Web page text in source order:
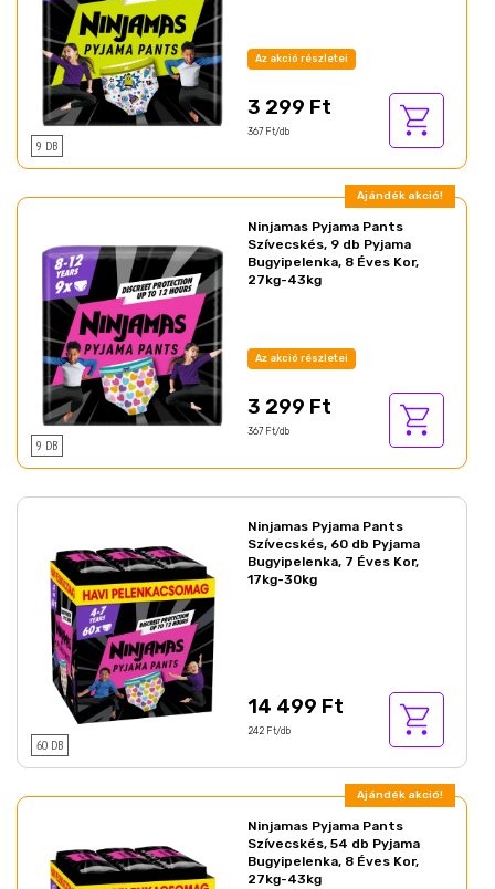
9 DB
Az akció részletei
3 299 Ft
367 Ft/db
Ajándék akció!
9 DB
Ninjamas Pyjama Pants
Szívecskés, 9 db Pyjama
Bugyipelenka, 8 Éves Kor,
27kg-43kg
Az akció részletei
3 299 Ft
367 Ft/db
60 DB
Ninjamas Pyjama Pants
Szívecskés, 60 db Pyjama
Bugyipelenka, 7 Éves Kor,
17kg-30kg
14 499 Ft
242 Ft/db
Ajándék akció!
Ninjamas Pyjama Pants
Szívecskés, 54 db Pyjama
Bugyipelenka, 8 Éves Kor,
27kg-43kg